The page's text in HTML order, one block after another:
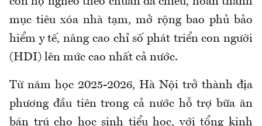
mục tiêu xóa nhà tạm, mở rộng bao phủ bảo
hiểm y tế, nâng cao chỉ số phát triển con người
(HDI) lên mức cao nhất cả nước.
Từ năm học 2025-2026, Hà Nội trở thành địa
phương đầu tiên trong cả nước hỗ trợ bữa ăn
bán trú cho học sinh tiểu học, với tổng kinh